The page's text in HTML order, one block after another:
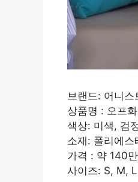
브랜드: 어니스
상품명 : 오프
색상: 미색, 검
소재: 폴리에스
가격 : 약 140
사이즈: S, M, L